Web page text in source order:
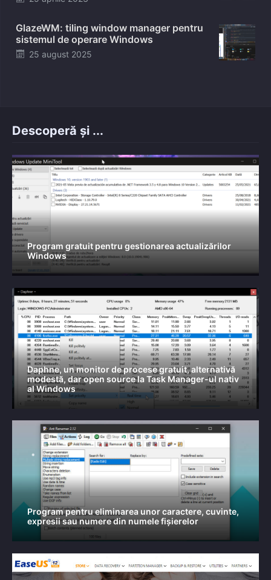
GlazeWM: tiling window manager pentru
sistemul de operare Windows
Posted
25 august 2025
Descoperă și ...
Program gratuit pentru gestionarea actualizărilor
Windows
Daphne, un monitor de procese gratuit, alternativă
modestă, dar open source la Task Manager-ul nativ
al Windows
Program pentru eliminarea unor caractere, cuvinte,
expresii sau numere din numele fișierelor